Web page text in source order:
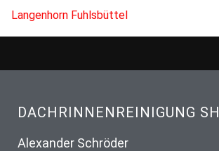
Langenhorn Fuhlsbüttel
DACHRINNENREINIGUNG SH
Alexander Schröder